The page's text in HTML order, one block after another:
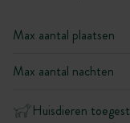
Max aantal plaatsen
Max aantal nachten
Huisdieren